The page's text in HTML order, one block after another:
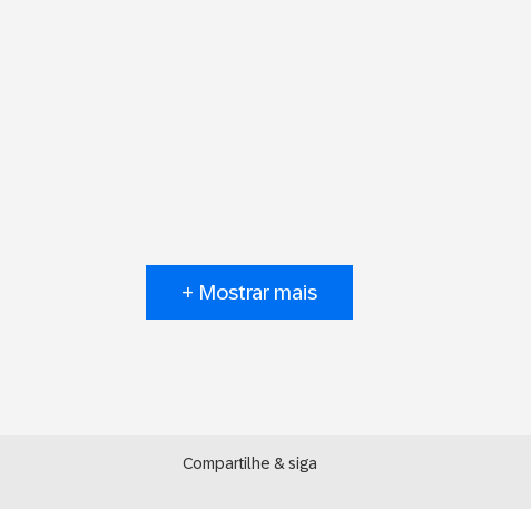
+ Mostrar mais
Compartilhe & siga